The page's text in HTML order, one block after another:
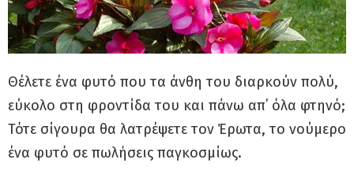
Θέλετε ένα φυτό που τα άνθη του διαρκούν πολύ,
εύκολο στη φροντίδα του και πάνω απ΄ όλα φτηνό;
Τότε σίγουρα θα λατρέψετε τον Έρωτα, το νούμερο
ένα φυτό σε πωλήσεις παγκοσμίως.